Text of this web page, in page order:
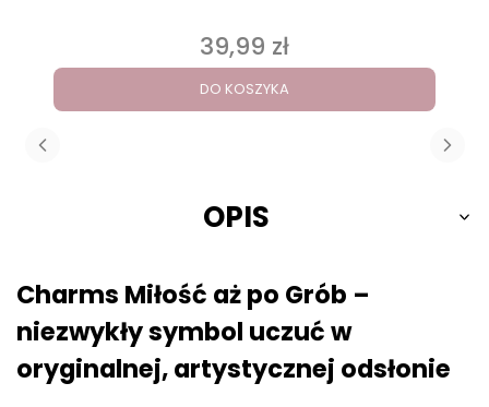
Cena
39,99 zł
DO KOSZYKA
OPIS
Charms Miłość aż po Grób –
niezwykły symbol uczuć w
oryginalnej, artystycznej odsłonie